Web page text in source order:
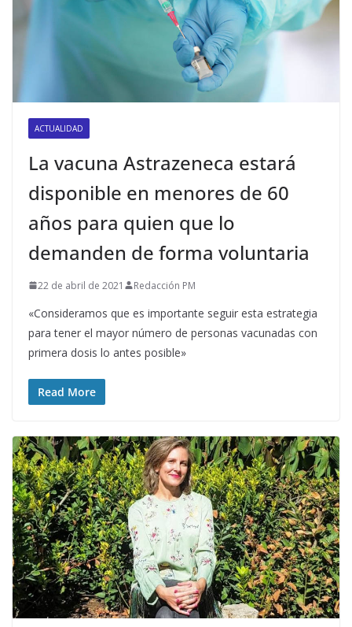
ACTUALIDAD
La vacuna Astrazeneca estará
disponible en menores de 60
años para quien que lo
demanden de forma voluntaria
22 de abril de 2021 Redacción PM
«Consideramos que es importante seguir esta estrategia
para tener el mayor número de personas vacunadas con
primera dosis lo antes posible»
Read More